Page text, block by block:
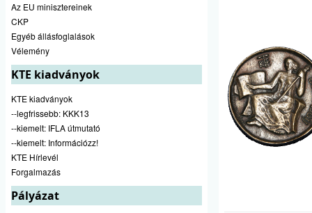
Az EU minisztereinek
CKP
Egyéb állásfoglalások
Vélemény
KTE kiadványok
KTE kiadványok
--legfrissebb: KKK13
--kiemelt: IFLA útmutató
--kiemelt: Információzz!
KTE Hírlevél
Forgalmazás
Pályázat